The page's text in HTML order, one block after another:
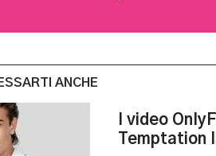
ANCHE
I video
Temptation